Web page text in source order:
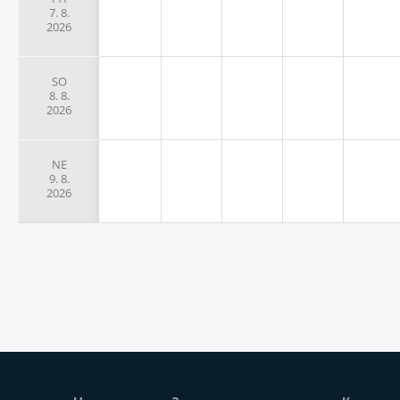
7. 8.
2026
SO
8. 8.
2026
NE
9. 8.
2026